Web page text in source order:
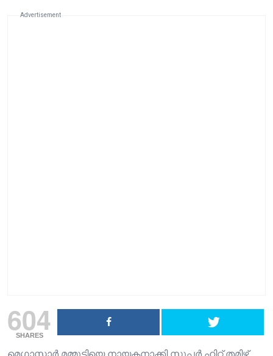
Advertisement
604
SHARES